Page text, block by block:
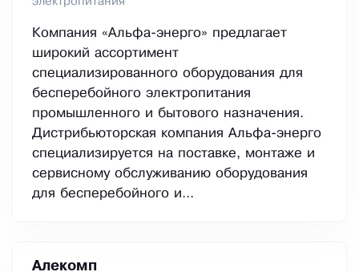
Компания «Альфа-энерго» предлагает
широкий ассортимент
специализированного оборудования для
бесперебойного электропитания
промышленного и бытового назначения.
Дистрибьюторская компания Альфа-энерго
специализируется на поставке, монтаже и
сервисному обслуживанию оборудования
для бесперебойного и...
Алекомп